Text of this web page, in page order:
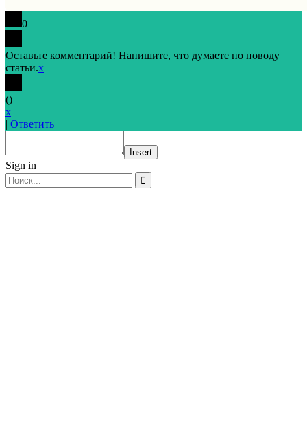
0
Оставьте комментарий! Напишите, что думаете по поводу
статьи.x
()
x
| Ответить
Insert
Sign in